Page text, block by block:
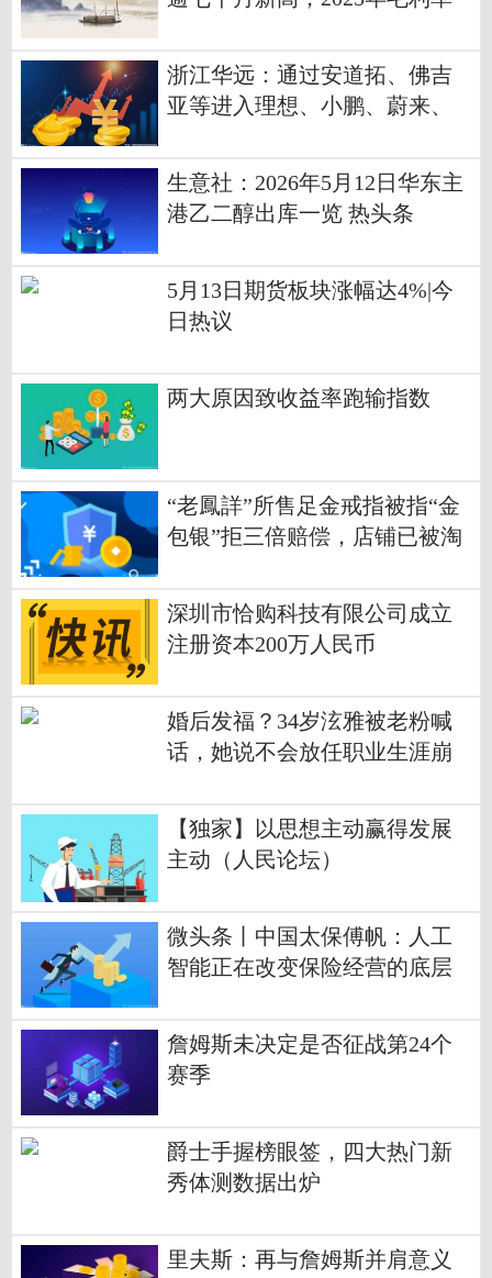
浙江华远：通过安道拓、佛吉
亚等进入理想、小鹏、蔚来、
生意社：2026年5月12日华东主
港乙二醇出库一览 热头条
5月13日期货板块涨幅达4%|今
日热议
两大原因致收益率跑输指数
“老鳳詳”所售足金戒指被指“金
包银”拒三倍赔偿，店铺已被淘
深圳市恰购科技有限公司成立
注册资本200万人民币
婚后发福？34岁泫雅被老粉喊
话，她说不会放任职业生涯崩
【独家】以思想主动赢得发展
主动（人民论坛）
微头条丨中国太保傅帆：人工
智能正在改变保险经营的底层
詹姆斯未决定是否征战第24个
赛季
爵士手握榜眼签，四大热门新
秀体测数据出炉
里夫斯：再与詹姆斯并肩意义